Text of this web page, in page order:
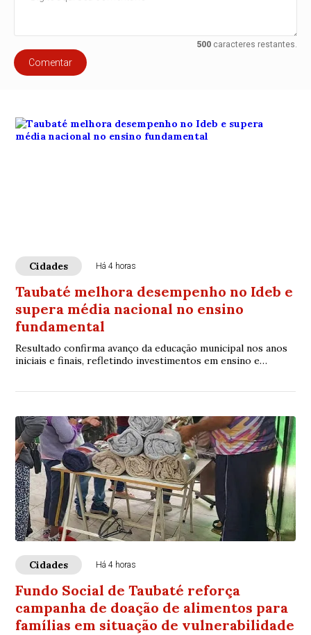
500caracteres restantes.
Comentar
Cidades Há 4 horas
Taubaté melhora desempenho no Ideb e
supera média nacional no ensino
fundamental
Resultado confirma avanço da educação municipal nos anos
iniciais e finais, refletindo investimentos em ensino e
Cidades Há 4 horas
Fundo Social de Taubaté reforça
campanha de doação de alimentos para
famílias em situação de vulnerabilidade